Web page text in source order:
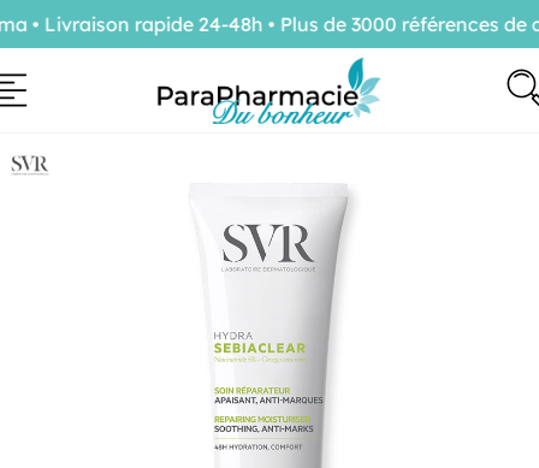
Livraison rapide 24-48h • Plus de 3000 références de